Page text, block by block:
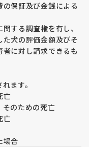
保証及び金銭による
する調査権を有し、
犬の評価金額及びそ
に対し請求できるも
ます。
亡
そのための死亡
亡
場合